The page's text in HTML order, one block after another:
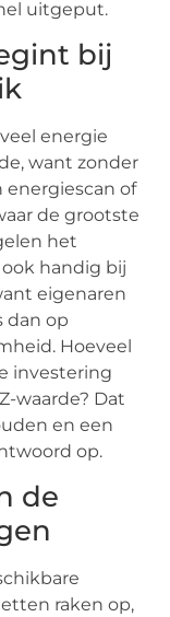
uitgeput.
bij
energie
want zonder
of
de grootste
het
ook handig bij
eigenaren
dan op
Hoeveel
investering
waarde? Dat
en een
op.
de
raken op,